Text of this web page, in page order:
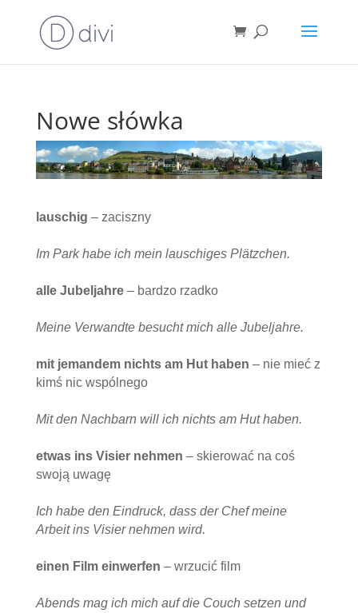
Nowe słówka
lauschig – zaciszny
Im Park habe ich mein lauschiges Plätzchen.
alle Jubeljahre– bardzo rzadko
Meine Verwandte besucht mich alle Jubeljahre.
mit jemandem nichts am Hut haben – nie mieć z
kimś nic wspólnego
Mit den Nachbarn will ich nichts am Hut haben.
etwas ins Visier nehmen – skierować na coś
swoją uwagę
Ich habe den Eindruck, dass der Chef meine
Arbeit ins Visier nehmen wird.
einen Film einwerfen – wrzucić film
Abends mag ich mich auf die Couch setzen und